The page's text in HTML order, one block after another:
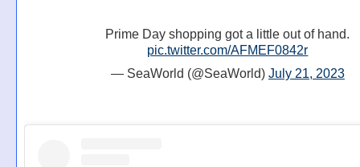
Prime Day shopping got a little out of hand.
pic.twitter.com/AFMEF0842r
— SeaWorld (@SeaWorld) July 21, 2023